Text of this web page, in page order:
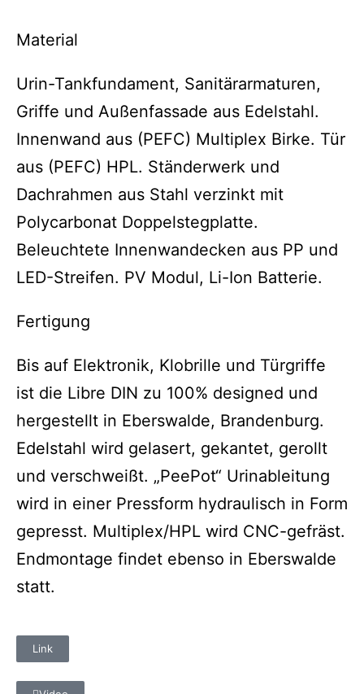
Material
Urin-Tankfundament, Sanitärarmaturen,
Griffe und Außenfassade aus Edelstahl.
Innenwand aus (PEFC) Multiplex Birke. Tür
aus (PEFC) HPL. Ständerwerk und
Dachrahmen aus Stahl verzinkt mit
Polycarbonat Doppelstegplatte.
Beleuchtete Innenwandecken aus PP und
LED-Streifen. PV Modul, Li-Ion Batterie.
Fertigung
Bis auf Elektronik, Klobrille und Türgriffe
ist die Libre DIN zu 100% designed und
hergestellt in Eberswalde, Brandenburg.
Edelstahl wird gelasert, gekantet, gerollt
und verschweißt. „PeePot“ Urinableitung
wird in einer Pressform hydraulisch in Form
gepresst. Multiplex/HPL wird CNC-gefräst.
Endmontage findet ebenso in Eberswalde
statt.
Link